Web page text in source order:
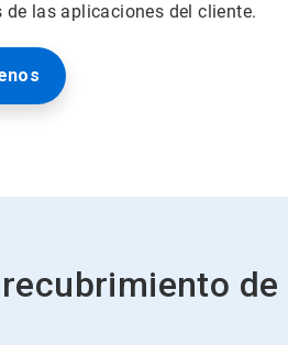
de las aplicaciones del cliente.